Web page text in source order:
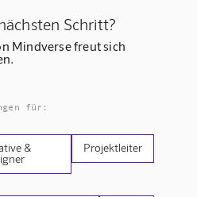
Schritt?
Mindverse freut sich
für:
&
Projektleiter